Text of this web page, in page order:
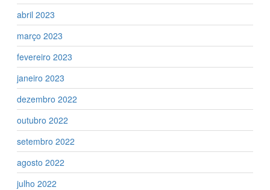
abril 2023
março 2023
fevereiro 2023
janeiro 2023
dezembro 2022
outubro 2022
setembro 2022
agosto 2022
julho 2022